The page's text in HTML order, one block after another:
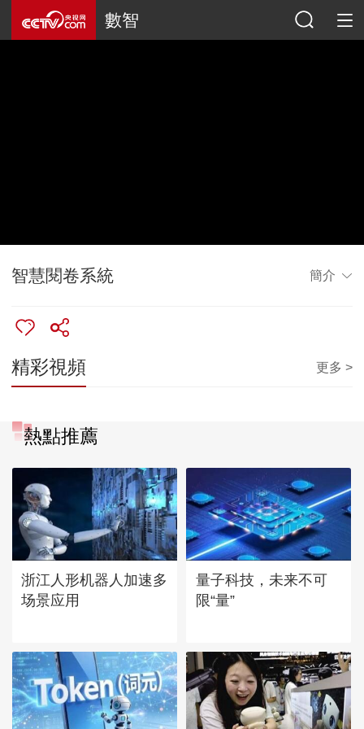
數智
智慧閱卷系統 簡介
13
精彩視頻 更多 >
熱點推薦
浙江人形机器人加速多
场景应用
量子科技，未来不可
限“量”